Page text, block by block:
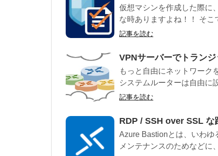
仮想マシンを作成した際に
な時ありますよね！！ そ
記事を読む
VPNサーバーでトラン
もっと自由にネットワーク
システムルーターは自由に
記事を読む
RDP / SSH over SSL
Azure Bastionとは、いわ
メンテナンスのためなどに